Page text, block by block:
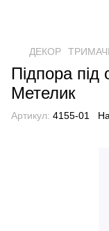
ДЕКОР ТРИМАЧІ
Підпора під
Метелик
Артикул: 4155-01